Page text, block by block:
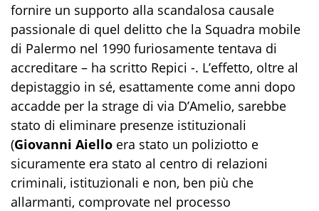
fornire un supporto alla scandalosa causale
passionale di quel delitto che la Squadra mobile
di Palermo nel 1990 furiosamente tentava di
accreditare – ha scritto Repici -. L’effetto, oltre al
depistaggio in sé, esattamente come anni dopo
accadde per la strage di via D’Amelio, sarebbe
stato di eliminare presenze istituzionali
(Giovanni Aiello era stato un poliziotto e
sicuramente era stato al centro di relazioni
criminali, istituzionali e non, ben più che
allarmanti, comprovate nel processo